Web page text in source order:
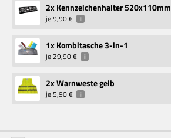
2x Kennzeichenhalter 520x110mm
je9,90 € i
1x Kombitasche 3-in-1
je29,90 € i
2x Warnweste gelb
je5,90 € i